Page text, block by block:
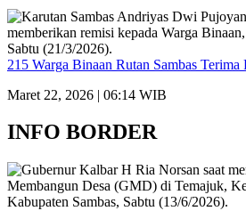
215 Warga Binaan Rutan Sambas
Maret 22, 2026 | 06:14 WIB
INFO BORDER